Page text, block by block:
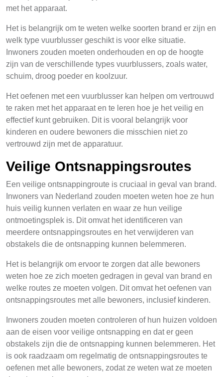
met het apparaat.
Het is belangrijk om te weten welke soorten brand er zijn en
welk type vuurblusser geschikt is voor elke situatie.
Inwoners zouden moeten onderhouden en op de hoogte
zijn van de verschillende types vuurblussers, zoals water,
schuim, droog poeder en koolzuur.
Het oefenen met een vuurblusser kan helpen om vertrouwd
te raken met het apparaat en te leren hoe je het veilig en
effectief kunt gebruiken. Dit is vooral belangrijk voor
kinderen en oudere bewoners die misschien niet zo
vertrouwd zijn met de apparatuur.
Veilige Ontsnappingsroutes
Een veilige ontsnappingroute is cruciaal in geval van brand.
Inwoners van Nederland zouden moeten weten hoe ze hun
huis veilig kunnen verlaten en waar ze hun veilige
ontmoetingsplek is. Dit omvat het identificeren van
meerdere ontsnappingsroutes en het verwijderen van
obstakels die de ontsnapping kunnen belemmeren.
Het is belangrijk om ervoor te zorgen dat alle bewoners
weten hoe ze zich moeten gedragen in geval van brand en
welke routes ze moeten volgen. Dit omvat het oefenen van
ontsnappingsroutes met alle bewoners, inclusief kinderen.
Inwoners zouden moeten controleren of hun huizen voldoen
aan de eisen voor veilige ontsnapping en dat er geen
obstakels zijn die de ontsnapping kunnen belemmeren. Het
is ook raadzaam om regelmatig de ontsnappingsroutes te
oefenen met alle bewoners, zodat ze weten wat ze moeten